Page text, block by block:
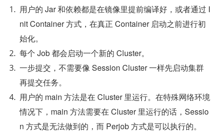
用户的 Jar 和依赖都是在镜像里提前编译好，或者通过 I
nit Container 方式，在真正 Container 启动之前进行初
始化。
每个 Job 都会启动一个新的 Cluster。
一步提交，不需要像 Session Cluster 一样先启动集群
再提交任务。
用户的 main 方法是在 Cluster 里运行。在特殊网络环境
情况下，main 方法需要在 Cluster 里运行的话，Sessio
n 方式是无法做到的，而 Perjob 方式是可以执行的。